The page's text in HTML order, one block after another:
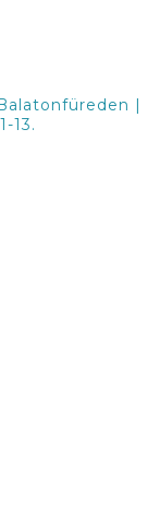
|
13.